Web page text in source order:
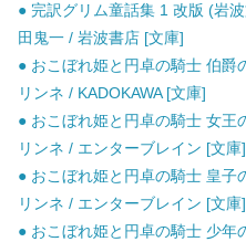
● 完訳グリム童話集 1 改版 (岩
田鬼一 / 岩波書店 [文庫]
● おこぼれ姫と円卓の騎士 伯爵
リンネ / KADOKAWA [文庫]
● おこぼれ姫と円卓の騎士 女王
リンネ / エンターブレイン [文庫]
● おこぼれ姫と円卓の騎士 皇子
リンネ / エンターブレイン [文庫]
● おこぼれ姫と円卓の騎士 少年